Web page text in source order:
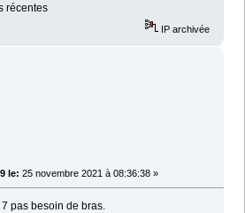
récentes
IP archivée
le: 25 novembre 2021 à 08:36:38 »
pas besoin de bras.